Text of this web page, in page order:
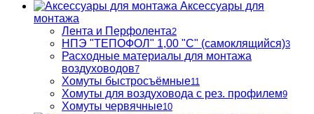
Аксессуары для
монтажа
Лента и Перфолента2
НПЭ "ТЕПОФОЛ" 1,00 "С" (самоклящийся)3
Расходные материалы для монтажа
воздуховодов7
Хомуты быстросъёмные11
Хомуты для воздуховода с рез. профилем9
Хомуты червячные10